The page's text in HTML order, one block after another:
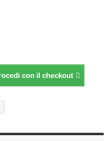
con il checkout